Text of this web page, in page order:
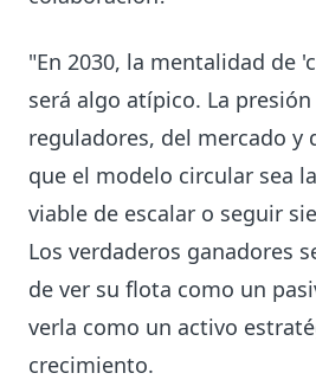
"En 2030, la mentalidad de
será algo atípico. La
reguladores, del mercado y
que el modelo circular sea
viable de escalar o seguir
Los verdaderos ganadores
de ver su flota como un
verla como un activo
crecimiento.